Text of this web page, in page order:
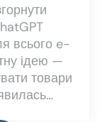
всього e-
ідею —
товари